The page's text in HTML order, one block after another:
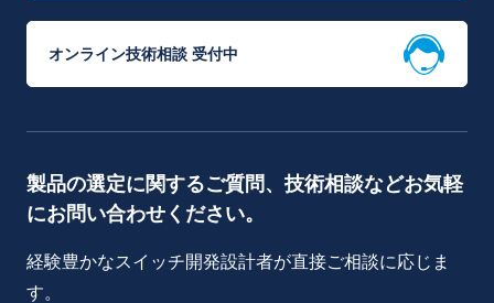
オンライン技術相談 受付中
製品の選定に関するご質問、技術相談などお気軽
にお問い合わせください。
経験豊かなスイッチ開発設計者が直接ご相談に応じま
す。